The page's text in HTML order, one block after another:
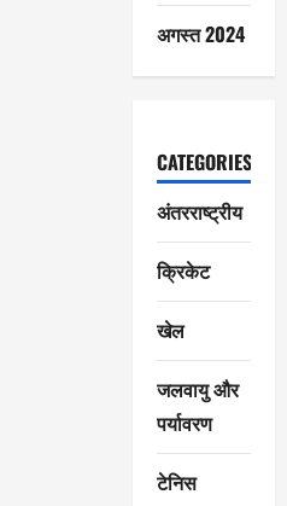
अगस्त 2024
CATEGORIES
अंतरराष्ट्रीय
क्रिकेट
खेल
जलवायु और
पर्यावरण
टेनिस